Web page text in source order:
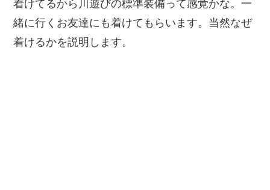
着けてるから川遊びの標準装備って感覚かな。一
緒に行くお友達にも着けてもらいます。当然なぜ
着けるかを説明します。